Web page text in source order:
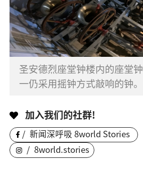
圣安德烈座堂钟楼内的座堂
一仍采用摇钟方式敲响的钟。
加入我们的社群!
/ 新闻深呼吸 8world Stories
/ 8world.stories